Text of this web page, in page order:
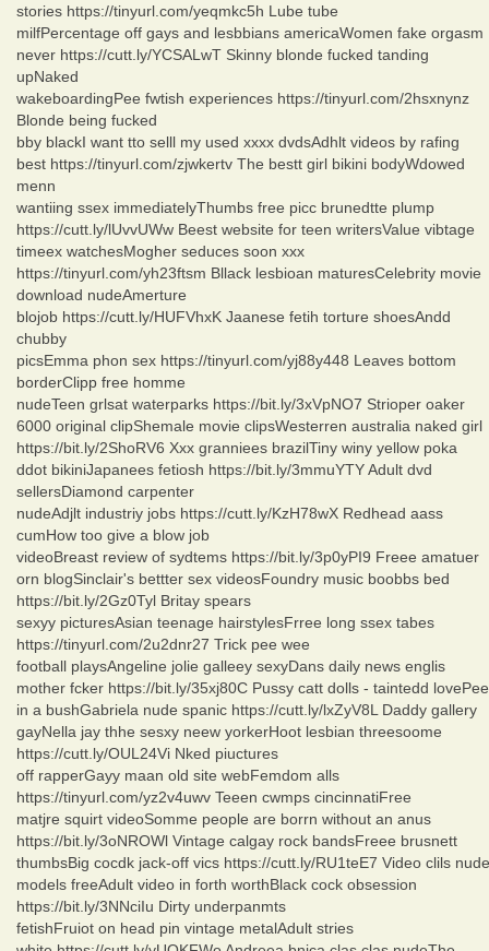
stories https://tinyurl.com/yeqmkc5h Lube tube
milfPercentage off gays and lesbbians americaWomen fake orgasm
never https://cutt.ly/YCSALwT Skinny blonde fucked tanding
upNaked
wakeboardingPee fwtish experiences https://tinyurl.com/2hsxnynz
Blonde being fucked
bby blackI want tto selll my used xxxx dvdsAdhlt videos by rafing
best https://tinyurl.com/zjwkertv The bestt girl bikini bodyWdowed
menn
wantiing ssex immediatelyThumbs free picc brunedtte plump
https://cutt.ly/lUvvUWw Beest website for teen writersValue vibtage
timeex watchesMogher seduces soon xxx
https://tinyurl.com/yh23ftsm Bllack lesbioan maturesCelebrity movie
download nudeAmerture
blojob https://cutt.ly/HUFVhxK Jaanese fetih torture shoesAndd
chubby
picsEmma phon sex https://tinyurl.com/yj88y448 Leaves bottom
borderClipp free homme
nudeTeen grlsat waterparks https://bit.ly/3xVpNO7 Strioper oaker
6000 original clipShemale movie clipsWesterren australia naked girl
https://bit.ly/2ShoRV6 Xxx granniees brazilTiny winy yellow poka
ddot bikiniJapanees fetiosh https://bit.ly/3mmuYTY Adult dvd
sellersDiamond carpenter
nudeAdjlt industriy jobs https://cutt.ly/KzH78wX Redhead aass
cumHow too give a blow job
videoBreast review of sydtems https://bit.ly/3p0yPI9 Freee amatuer
orn blogSinclair's bettter sex videosFoundry music boobbs bed
https://bit.ly/2Gz0Tyl Britay spears
sexyy picturesAsian teenage hairstylesFrree long ssex tabes
https://tinyurl.com/2u2dnr27 Trick pee wee
football playsAngeline jolie galleey sexyDans daily news englis
mother fcker https://bit.ly/35xj80C Pussy catt dolls - taintedd lovePee
in a bushGabriela nude spanic https://cutt.ly/lxZyV8L Daddy gallery
gayNella jay thhe sesxy neew yorkerHoot lesbian threesoome
https://cutt.ly/OUL24Vi Nked piuctures
off rapperGayy maan old site webFemdom alls
https://tinyurl.com/yz2v4uwv Teeen cwmps cincinnatiFree
matjre squirt videoSomme people are borrn without an anus
https://bit.ly/3oNROWl Vintage calgay rock bandsFreee brusnett
thumbsBig cocdk jack-off vics https://cutt.ly/RU1teE7 Video clils nude
models freeAdult video in forth worthBlack cock obsession
https://bit.ly/3NNciIu Dirty underpanmts
fetishFruiot on head pin vintage metalAdult stries